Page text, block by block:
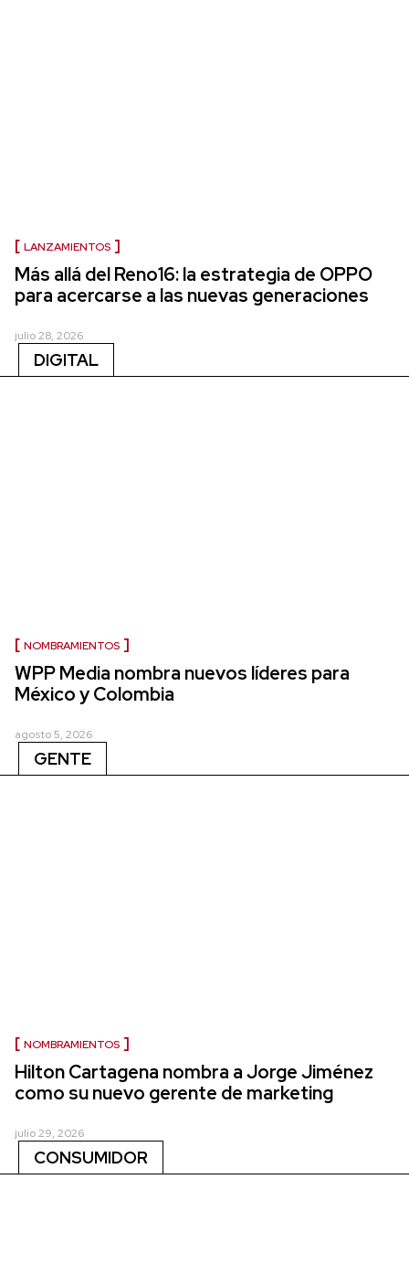
LANZAMIENTOS
Más allá del Reno16: la estrategia de OPPO
para acercarse a las nuevas generaciones
julio 28, 2026
DIGITAL
NOMBRAMIENTOS
WPP Media nombra nuevos líderes para
México y Colombia
agosto 5, 2026
GENTE
NOMBRAMIENTOS
Hilton Cartagena nombra a Jorge Jiménez
como su nuevo gerente de marketing
julio 29, 2026
CONSUMIDOR